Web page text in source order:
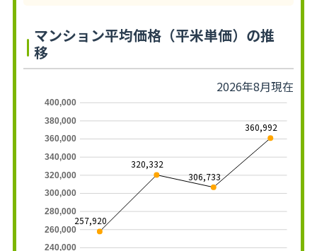
マンション平均価格（平米単価）の推
移
2026年8月現在
240,000
260,000
280,000
300,000
320,000
340,000
360,000
380,000
400,000
257,920
320,332
306,733
360,992